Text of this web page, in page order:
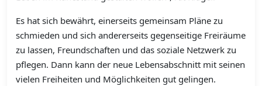
Es hat sich bewährt, einerseits gemeinsam Pläne zu
schmieden und sich andererseits gegenseitige Freiräume
zu lassen, Freundschaften und das soziale Netzwerk zu
pflegen. Dann kann der neue Lebensabschnitt mit seinen
vielen Freiheiten und Möglichkeiten gut gelingen.